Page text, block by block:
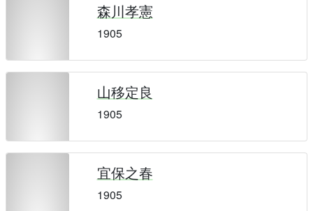
森川孝憲
1905
山移定良
1905
宜保之春
1905